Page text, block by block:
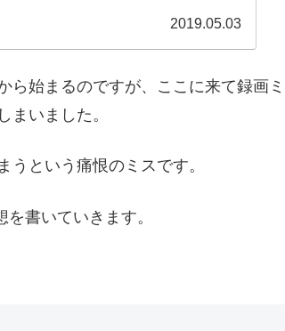
2019.05.03
始まるのですが、ここに来て録画ミ
まいました。
という痛恨のミスです。
書いていきます。